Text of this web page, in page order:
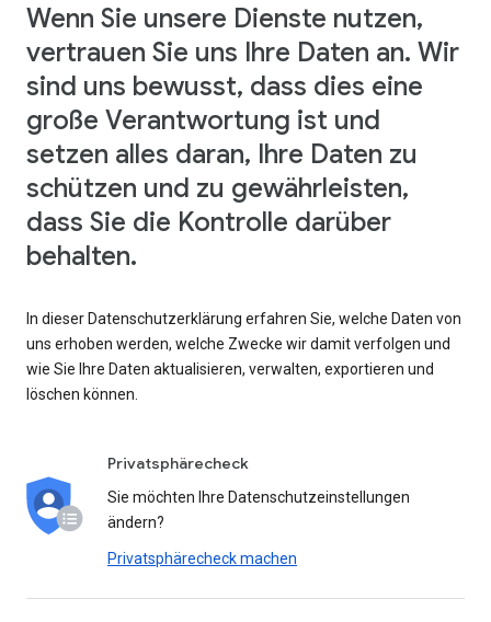
Wenn Sie unsere Dienste nutzen,
vertrauen Sie uns Ihre Daten an. Wir
sind uns bewusst, dass dies eine
große Verantwortung ist und
setzen alles daran, Ihre Daten zu
schützen und zu gewährleisten,
dass Sie die Kontrolle darüber
behalten.
In dieser Datenschutzerklärung erfahren Sie, welche Daten von
uns erhoben werden, welche Zwecke wir damit verfolgen und
wie Sie Ihre Daten aktualisieren, verwalten, exportieren und
löschen können.
Privatsphärecheck
Sie möchten Ihre Datenschutzeinstellungen
ändern?
Privatsphärecheck machen